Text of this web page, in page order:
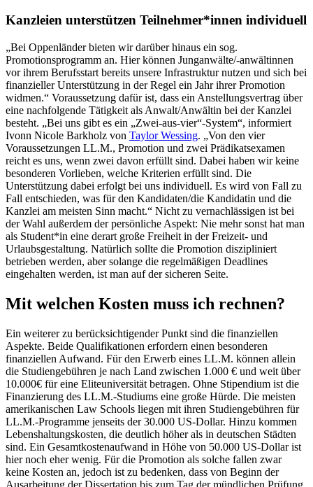
Kanzleien unterstützen Teilnehmer*innen individuell
„Bei Oppenländer bieten wir darüber hinaus ein sog.
Promotionsprogramm an. Hier können Junganwälte/-anwältinnen
vor ihrem Berufsstart bereits unsere Infrastruktur nutzen und sich bei
finanzieller Unterstützung in der Regel ein Jahr ihrer Promotion
widmen.“ Voraussetzung dafür ist, dass ein Anstellungsvertrag über
eine nachfolgende Tätigkeit als Anwalt/Anwältin bei der Kanzlei
besteht. „Bei uns gibt es ein „Zwei-aus-vier“-System“, informiert
Ivonn Nicole Barkholz von Taylor Wessing. „Von den vier
Voraussetzungen LL.M., Promotion und zwei Prädikatsexamen
reicht es uns, wenn zwei davon erfüllt sind. Dabei haben wir keine
besonderen Vorlieben, welche Kriterien erfüllt sind. Die
Unterstützung dabei erfolgt bei uns individuell. Es wird von Fall zu
Fall entschieden, was für den Kandidaten/die Kandidatin und die
Kanzlei am meisten Sinn macht.“ Nicht zu vernachlässigen ist bei
der Wahl außerdem der persönliche Aspekt: Nie mehr sonst hat man
als Student*in eine derart große Freiheit in der Freizeit- und
Urlaubsgestaltung. Natürlich sollte die Promotion diszipliniert
betrieben werden, aber solange die regelmäßigen Deadlines
eingehalten werden, ist man auf der sicheren Seite.
Mit welchen Kosten muss ich rechnen?
Ein weiterer zu berücksichtigender Punkt sind die finanziellen
Aspekte. Beide Qualifikationen erfordern einen besonderen
finanziellen Aufwand. Für den Erwerb eines LL.M. können allein
die Studiengebühren je nach Land zwischen 1.000 € und weit über
10.000€ für eine Eliteuniversität betragen. Ohne Stipendium ist die
Finanzierung des LL.M.-Studiums eine große Hürde. Die meisten
amerikanischen Law Schools liegen mit ihren Studiengebühren für
LL.M.-Programme jenseits der 30.000 US-Dollar. Hinzu kommen
Lebenshaltungskosten, die deutlich höher als in deutschen Städten
sind. Ein Gesamtkostenaufwand in Höhe von 50.000 US-Dollar ist
hier noch eher wenig. Für die Promotion als solche fallen zwar
keine Kosten an, jedoch ist zu bedenken, dass von Beginn der
Ausarbeitung der Dissertation bis zum Tag der mündlichen Prüfung